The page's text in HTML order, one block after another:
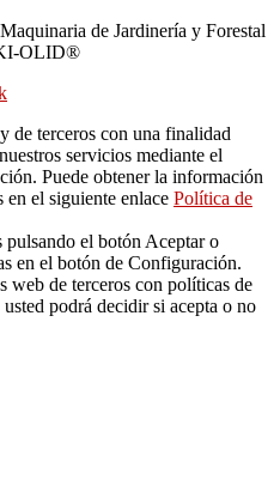
de Jardinería y Forestal
OLID®
de terceros con una finalidad
servicios mediante el
Puede obtener la información
en el siguiente enlace Política de
pulsando el botón Aceptar o
en el botón de Configuración.
web de terceros con políticas de
podrá decidir si acepta o no